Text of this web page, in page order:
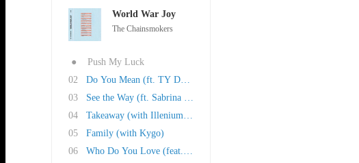
World War Joy
The Chainsmokers
●
Push My Luck
02
Do You Mean (ft. TY Dolla Sign & Bülow)
03
See the Way (ft. Sabrina Claudio)
04
Takeaway (with Illenium, feat. Lennon Stella)
05
Family (with Kygo)
06
Who Do You Love (feat. 5SOS)